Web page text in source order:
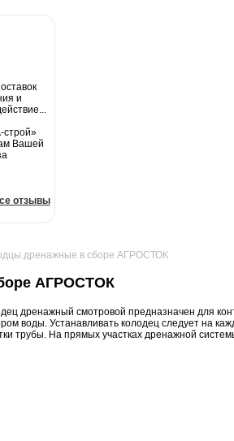
и
Вашей
отзывы
дренажные в сборе АГРОСТОК
АГРОСТОК
дренажный смотровой предназначен для
воды. Устанавливать колодец следует на
трубы. На прямых участках дренажной